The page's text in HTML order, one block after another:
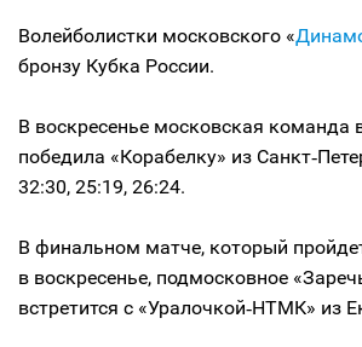
Волейболистки московского «
бронзу Кубка России.
В воскресенье московская команда
победила «Корабелку» из
32:30, 25:19, 26:24.
В финальном матче, который
в воскресенье, подмосковное
встретится с «Уралочкой‑НТМК» из